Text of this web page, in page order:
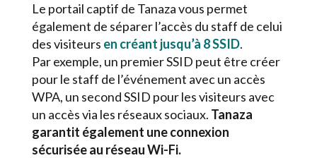
Le portail captif de Tanaza vous permet
également de séparer l’accès du staff de celui
des visiteurs en créant jusqu’à 8 SSID.
Par exemple, un premier SSID peut être créer
pour le staff de l’événement avec un accès
WPA, un second SSID pour les visiteurs avec
un accès via les réseaux sociaux. Tanaza
garantit également une connexion
sécurisée au réseau Wi-Fi.